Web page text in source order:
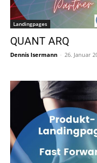
Landingpages
QUANT ARQ
Dennis Isermann - 26. Januar